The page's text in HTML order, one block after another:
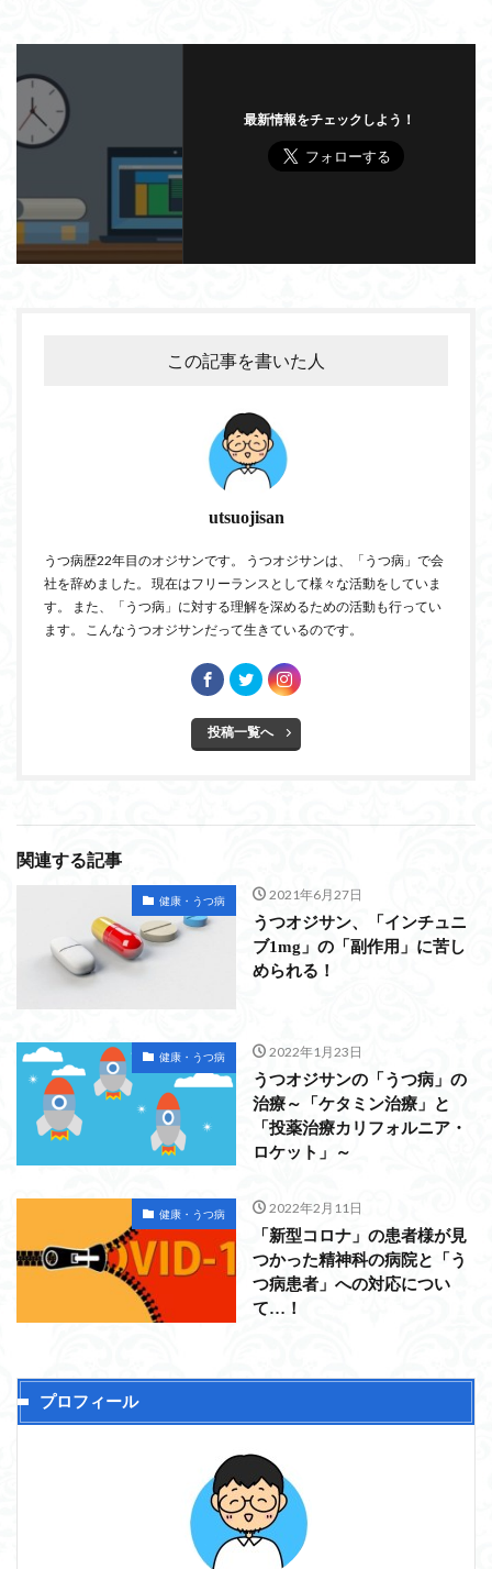
最新情報をチェックしよう！
この記事を書いた人
utsuojisan
うつ病歴22年目のオジサンです。 うつオジサンは、「うつ病」で会
社を辞めました。 現在はフリーランスとして様々な活動をしていま
す。 また、「うつ病」に対する理解を深めるための活動も行ってい
ます。 こんなうつオジサンだって生きているのです。
投稿一覧へ
関連する記事
健康・うつ病 2021年6月27日
うつオジサン、「インチュニ
ブ1mg」の「副作用」に苦し
められる！
健康・うつ病 2022年1月23日
うつオジサンの「うつ病」の
治療～「ケタミン治療」と
「投薬治療カリフォルニア・
ロケット」～
健康・うつ病 2022年2月11日
「新型コロナ」の患者様が見
つかった精神科の病院と「う
つ病患者」への対応につい
て…！
プロフィール